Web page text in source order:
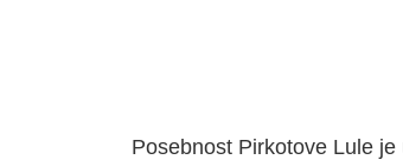
Posebnost Pirkotove Lule